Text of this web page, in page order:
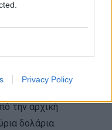
Privacy Policy
για το
καλός λόγος για
με
2 εκατομμύρια
ότι ο
την αρχική
δολάρια.